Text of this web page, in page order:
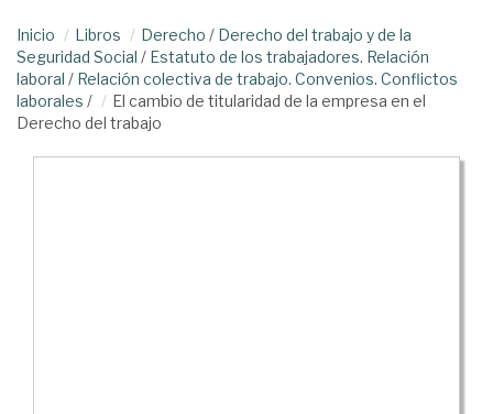
Inicio Libros Derecho / Derecho del trabajo y de la
Seguridad Social / Estatuto de los trabajadores. Relación
laboral / Relación colectiva de trabajo. Convenios. Conflictos
laborales /
El cambio de titularidad de la empresa en el
Derecho del trabajo